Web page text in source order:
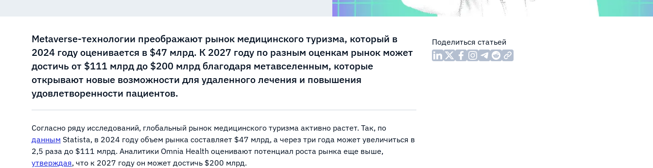
Metaverse-технологии преображают рынок медицинского туризма, который в
2024 году оценивается в $47 млрд. К 2027 году по разным оценкам рынок может
достичь от $111 млрд до $200 млрд благодаря метавселенным, которые
открывают новые возможности для удаленного лечения и повышения
удовлетворенности пациентов.
Согласно ряду исследований, глобальный рынок медицинского туризма активно растет. Так, по
данным Statista, в 2024 году объем рынка составляет $47 млрд, а через три года может увеличиться в
2,5 раза до $111 млрд. Аналитики Omnia Health оценивают потенциал роста рынка еще выше,
утверждая, что к 2027 году он может достичь $200 млрд.
Поделиться статьей